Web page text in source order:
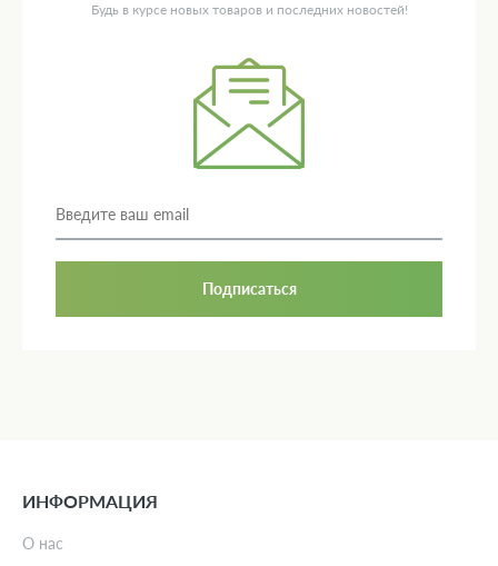
Будь в курсе новых товаров и последних новостей!
Подписаться
ИНФОРМАЦИЯ
О нас